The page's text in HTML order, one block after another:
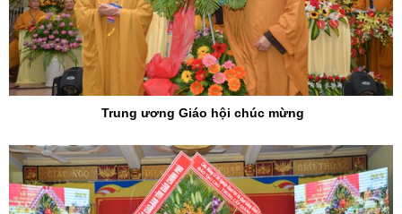
Trung ương Giáo hội chúc mừng